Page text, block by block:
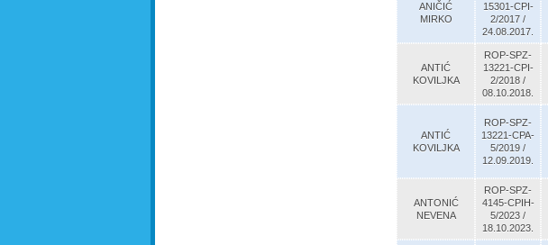
ANIČIĆ
MIRKO
15301-CPI-
2/2017 /
24.08.2017.
ANTIĆ
KOVILJKA
ROP-SPZ-
13221-CPI-
2/2018 /
08.10.2018.
ANTIĆ
KOVILJKA
ROP-SPZ-
13221-CPA-
5/2019 /
12.09.2019.
ANTONIĆ
NEVENA
ROP-SPZ-
4145-CPIH-
5/2023 /
18.10.2023.